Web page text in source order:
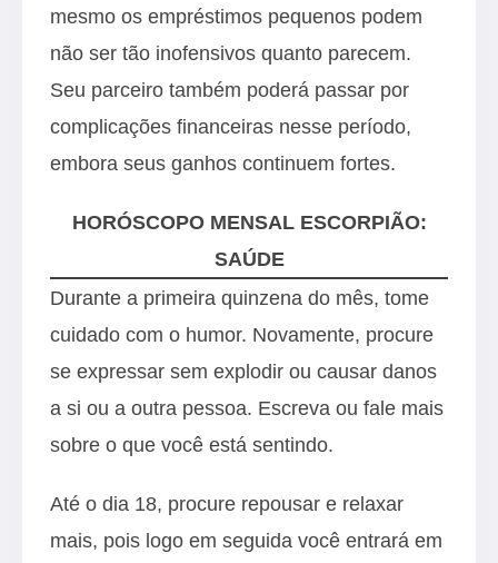
mesmo os empréstimos pequenos podem
não ser tão inofensivos quanto parecem.
Seu parceiro também poderá passar por
complicações financeiras nesse período,
embora seus ganhos continuem fortes.
HORÓSCOPO MENSAL ESCORPIÃO:
SAÚDE
Durante a primeira quinzena do mês, tome
cuidado com o humor. Novamente, procure
se expressar sem explodir ou causar danos
a si ou a outra pessoa. Escreva ou fale mais
sobre o que você está sentindo.
Até o dia 18, procure repousar e relaxar
mais, pois logo em seguida você entrará em